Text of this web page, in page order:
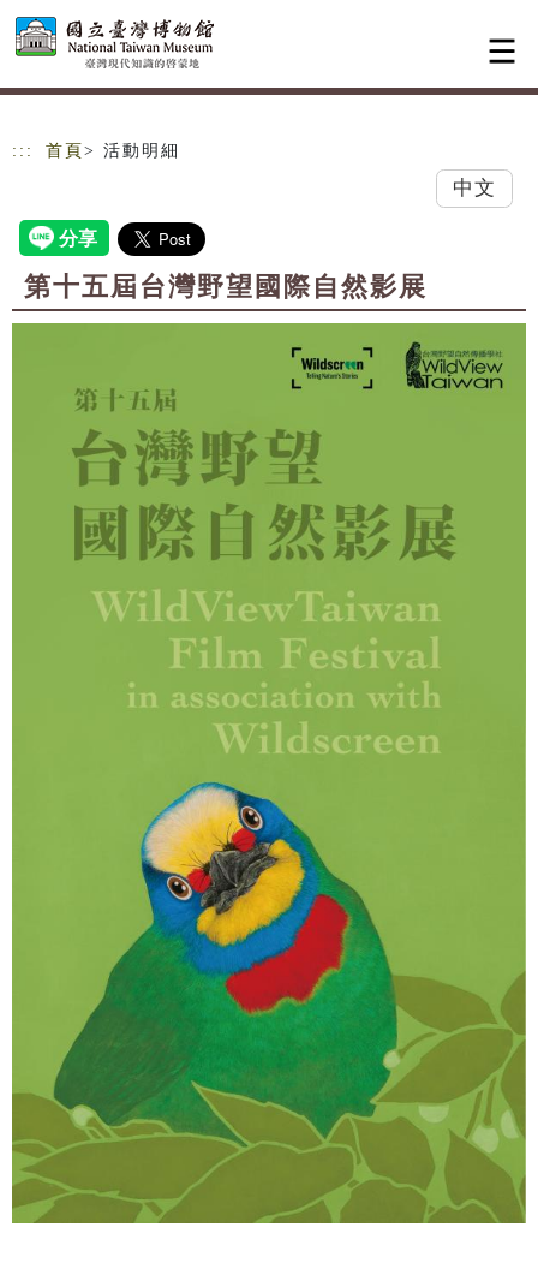
跳到主要內容
網站導覽
::: 首頁 > 活動明細
中文
第十五屆台灣野望國際自然影展